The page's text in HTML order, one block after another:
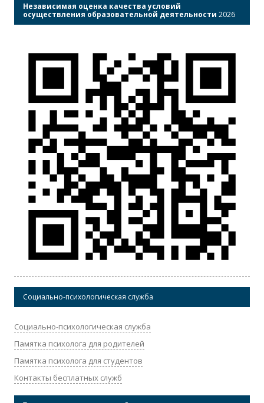
Независимая оценка качества условий
осуществления образовательной деятельности 2026
Социально-психологическая служба
Социально-психологическая служба
Памятка психолога для родителей
Памятка психолога для студентов
Контакты бесплатных служб